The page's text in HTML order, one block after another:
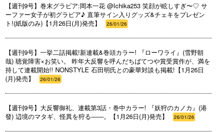
【週刊9号】巻末グラビア:岡本一花 @Ichika253 笑顔が眩しすぎ〜♡ サ
ーファー女子が初グラビア♪ 直筆サイン入りグッズ&チェキをプレゼン
ト!(紙版のみ)【1月26日(月)発売】
26/01/26
【週刊9号】一挙二話掲載!新連載&巻頭カラー! 『ローワライ』(雪野朝
哉) 聴覚障害×お笑い。 昨年大反響を呼んだちばてつや賞受賞作が、満を
持して連載開始!! NONSTYLE 石田明氏との豪華対談も掲載!【1月26日
(月)発売】
26/01/26
【週刊9号】大反響御礼、連載第3話・巻中カラー! 『妖狩のカノカ』(港
發) 辺境のマタギ、怪異を狩る――。【1月26日(月)発売】
26/01/26